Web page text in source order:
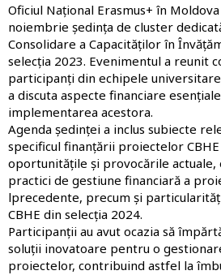
Oficiul Național Erasmus+ în
noiembrie ședința de cluster
Consolidare a Capacităților în
selecția 2023. Evenimentul a reunit
participanți din echipele
a discuta aspecte financiare
implementarea acestora.
Agenda ședinței a inclus subiecte
specificul finanțării proiectelor
oportunitățile și provocările actuale,
practici de gestiune financiară a
lprecedente, precum și
CBHE din selecția 2024.
Participanții au avut ocazia să
soluții inovatoare pentru o
proiectelor, contribuind astfel la